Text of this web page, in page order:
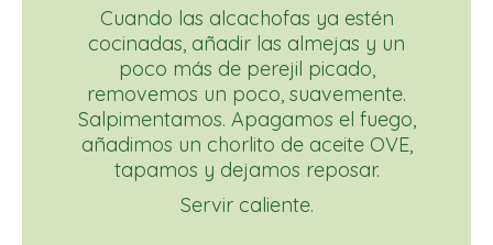
Cuando las alcachofas ya estén
cocinadas, añadir las almejas y un
poco más de perejil picado,
removemos un poco, suavemente.
Salpimentamos. Apagamos el fuego,
añadimos un chorlito de aceite OVE,
tapamos y dejamos reposar.
Servir caliente.